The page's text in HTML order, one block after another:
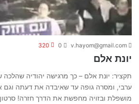
v.hayom@gmail.com
0
320
יונת אלם
תקציר: יונת אלם – כך מרגישה יהודיה
ערבי, ומסרה גופה עד שאיבדה את דעתה וגם
מושפלת ובזויה מחפשת את הדרך חזרה!